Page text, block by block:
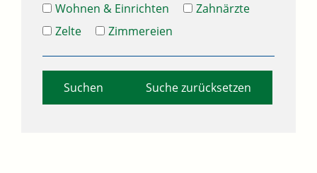
Wohnen & Einrichten
Zahnärzte
Zelte
Zimmereien
Suche zurücksetzen